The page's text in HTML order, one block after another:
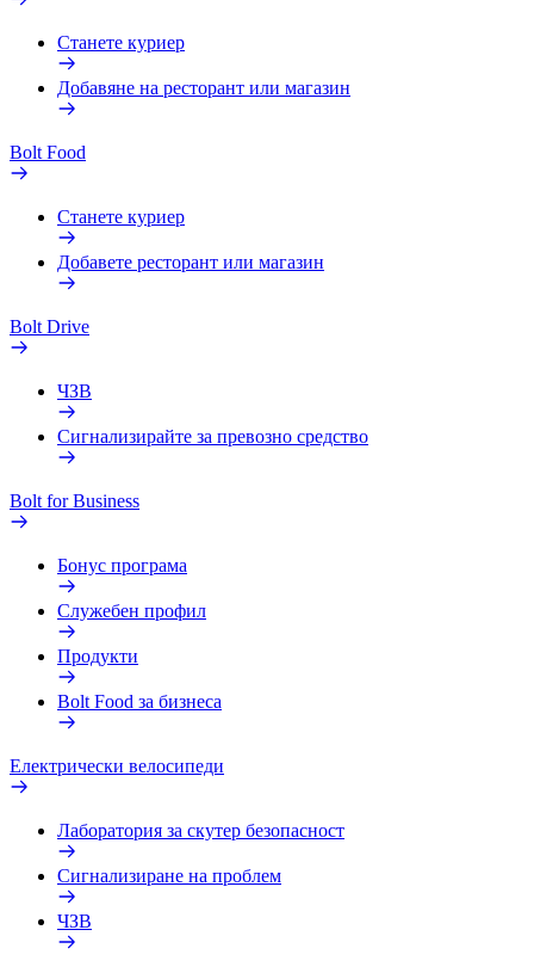
Станете куриер
Добавяне на ресторант или магазин
Bolt Food
Станете куриер
Добавете ресторант или магазин
Bolt Drive
ЧЗВ
Сигнализирайте за превозно средство
Bolt for Business
Бонус програма
Служебен профил
Продукти
Bolt Food за бизнеса
Електрически велосипеди
Лаборатория за скутер безопасност
Сигнализиране на проблем
ЧЗВ